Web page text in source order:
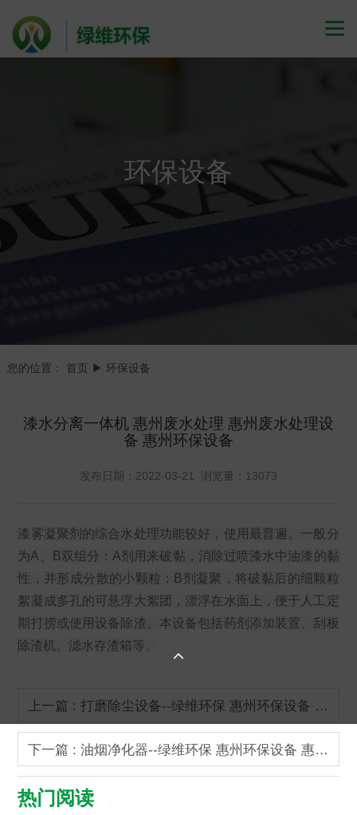


环保设备
您的位置： 首页 ▶ 环保设备
漆水分离一体机 惠州废水处理 惠州废水处理设
备 惠州环保设备
发布日期：2022-03-21 浏览量：13073
漆雾凝聚剂的综合水处理功能较好，使用最普遍。一般分
为A、B双组分：A剂用来破黏，消除过喷漆水中油漆的黏
性，并形成分散的小颗粒；B剂凝聚，将破黏后的细颗粒
絮凝成多孔的可悬浮大絮团，漂浮在水面上，便于人工定
期打捞或使用设备除渣。本设备包括药剂添加装置、刮板
除渣机、滤水存渣箱等。
上一篇 : 打磨除尘设备--绿维环保 惠州环保设备 惠州除尘设备 惠州环保
下一篇 : 油烟净化器--绿维环保 惠州环保设备 惠州油烟处理设备 惠州环保
热门阅读